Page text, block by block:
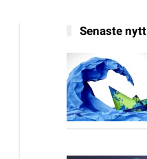
Senaste nytt